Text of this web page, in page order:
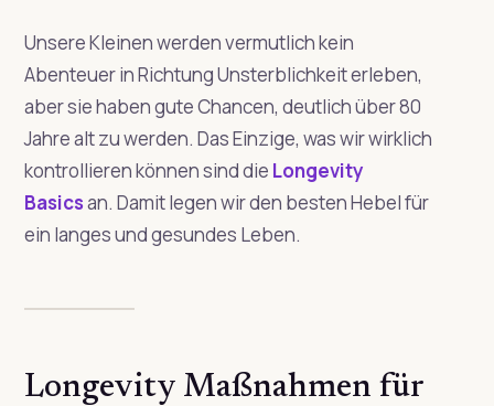
Unsere Kleinen werden vermutlich kein
Abenteuer in Richtung Unsterblichkeit erleben,
aber sie haben gute Chancen, deutlich über 80
Jahre alt zu werden. Das Einzige, was wir wirklich
kontrollieren können sind die Longevity
Basicsan. Damit legen wir den besten Hebel für
ein langes und gesundes Leben.
Longevity Maßnahmen für